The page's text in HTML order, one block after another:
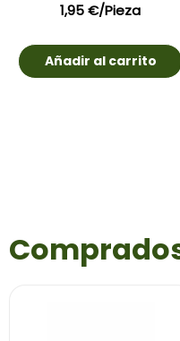
1,95€/Pieza
Añadir al carrito